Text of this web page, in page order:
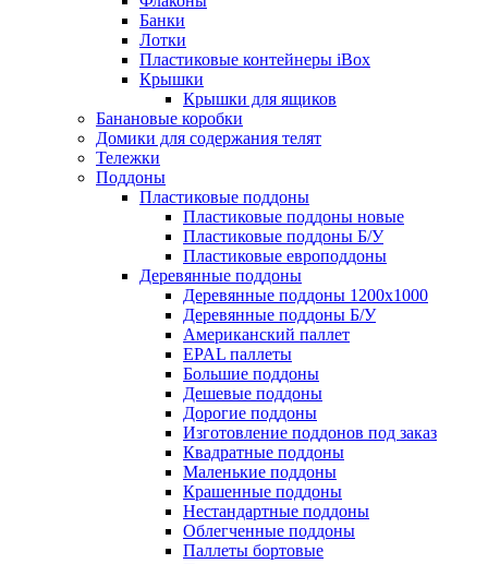
Банки
Лотки
Пластиковые контейнеры iBox
Крышки
Крышки для ящиков
Банановые коробки
Домики для содержания телят
Тележки
Поддоны
Пластиковые поддоны
Пластиковые поддоны новые
Пластиковые поддоны Б/У
Пластиковые европоддоны
Деревянные поддоны
Деревянные поддоны 1200х1000
Деревянные поддоны Б/У
Американский паллет
EPAL паллеты
Большие поддоны
Дешевые поддоны
Дорогие поддоны
Изготовление поддонов под заказ
Квадратные поддоны
Маленькие поддоны
Крашенные поддоны
Нестандартные поддоны
Облегченные поддоны
Паллеты бортовые